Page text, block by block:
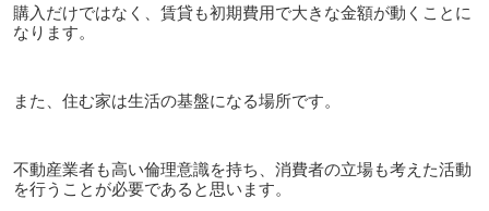
購入だけではなく、賃貸も初期費用で大きな金額が動くことに
なります。
また、住む家は生活の基盤になる場所です。
不動産業者も高い倫理意識を持ち、消費者の立場も考えた活動
を行うことが必要であると思います。